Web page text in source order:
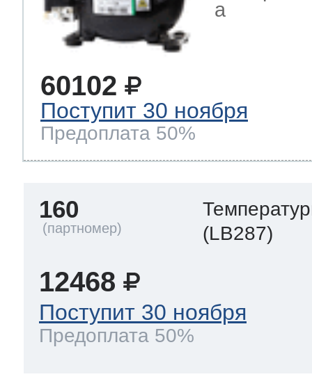
a
60102
Поступит 30 ноября
Предоплата 50%
160
(LB287)
12468
Поступит 30 ноября
Предоплата 50%